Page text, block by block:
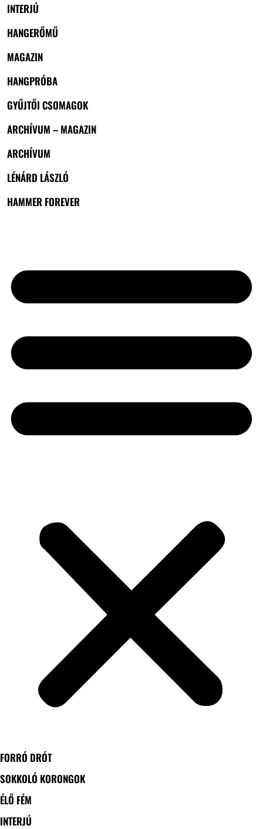
INTERJÚ
HANGERŐMŰ
MAGAZIN
HANGPRÓBA
GYŰJTŐI CSOMAGOK
ARCHÍVUM – MAGAZIN
ARCHÍVUM
LÉNÁRD LÁSZLÓ
HAMMER FOREVER
FORRÓ DRÓT
SOKKOLÓ KORONGOK
ÉLŐ FÉM
INTERJÚ